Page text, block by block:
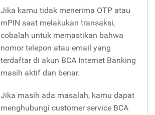
Jika kamu tidak menerima OTP atau
mPIN saat melakukan transaksi,
cobalah untuk memastikan bahwa
nomor telepon atau email yang
terdaftar di akun BCA Internet Banking
masih aktif dan benar.
Jika masih ada masalah, kamu dapat
menghubungi customer service BCA